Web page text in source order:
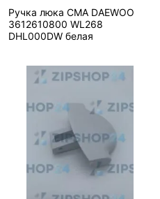
Ручка люка СМА DAEWOO
3612610800 WL268
DHL000DW белая
В корзину
1 шт
Вид запчасти—
Ручка